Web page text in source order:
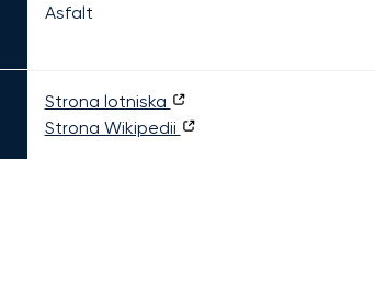
Asfalt
Strona lotniska
Strona Wikipedii